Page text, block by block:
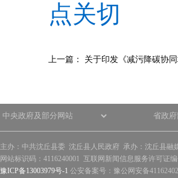
点关切
上一篇： 关于印发《减污降碳协
主办：中共沈丘县委 沈丘县人民政府 承办：沈丘县融
网站标识码：4116240001 互联网新闻信息服务许可证
豫ICP备13003979号-1 公安备案号：豫公网安备